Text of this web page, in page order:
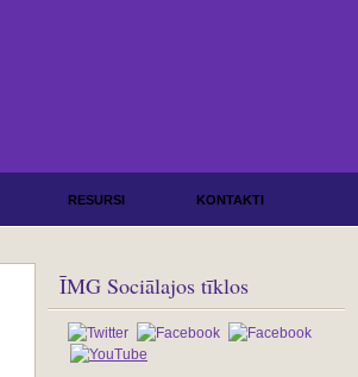
RESURSI KONTAKTI
ĪMG Sociālajos tīklos